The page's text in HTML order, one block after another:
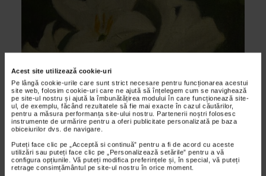
Acest site utilizează cookie-uri
Pe lângă cookie-urile care sunt strict necesare pentru funcționarea acestui
site web, folosim cookie-uri care ne ajută să înțelegem cum se navighează
pe site-ul nostru și ajută la îmbunătățirea modului în care funcționează site-
ul, de exemplu, făcând rezultatele să fie mai exacte în cazul căutărilor,
pentru a măsura performanța site-ului nostru. Partenerii noștri folosesc
instrumente de urmărire pentru a oferi publicitate personalizată pe baza
obiceiurilor dvs. de navigare.
Puteți face clic pe „Acceptă si continuă” pentru a fi de acord cu aceste
utilizări sau puteți face clic pe „Personalizează setările” pentru a vă
configura opțiunile. Vă puteți modifica preferințele și, în special, vă puteți
retrage consimțământul pe site-ul nostru în orice moment.
CLIPA DE ARTA
Constantin Artachino la Art Safari Love
Edition
24/08/2023
Expoziția dedicată pictorului Constantin Artachino, din